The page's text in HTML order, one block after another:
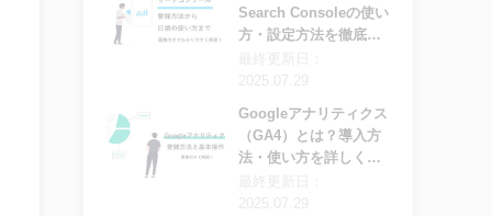
Search Consoleの使い
方・設定方法を徹底解
Googleアナリティクス
（GA4）とは？導入方
法・使い方を詳しく解